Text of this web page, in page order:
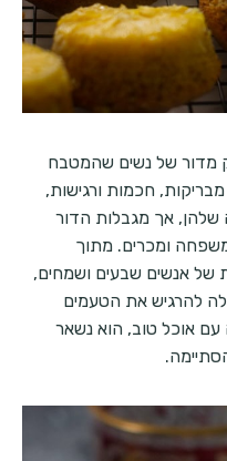
מדור של נשים שהמטבח
חכמות ורגישות,
שלהן, אך מגבלות הדור
ומכרים. מתוך
של אנשים שבעים ושמחים,
להרגיש את הטעמים
עם אוכל טוב, הוא נשאר